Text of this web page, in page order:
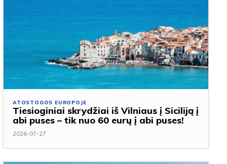
ATOSTOGOS EUROPOJE
Tiesioginiai skrydžiai iš Vilniaus į Siciliją į
abi puses – tik nuo 60 eurų į abi puses!
2026-07-27